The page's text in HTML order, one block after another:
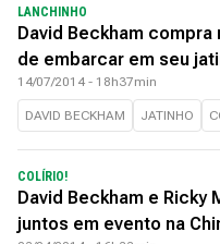
LANCHINHO
David Beckham compra
de embarcar em seu
14/07/2014 - 18h37min
DAVID BECKHAM JATINHO
COLÍRIO!
David Beckham e Ricky
juntos em evento na